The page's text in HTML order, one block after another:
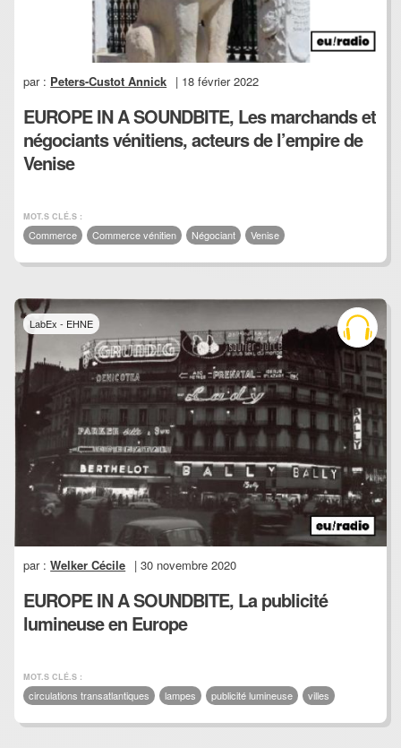
par : Peters-Custot Annick | 18 février 2022
EUROPE IN A SOUNDBITE, Les marchands et
négociants vénitiens, acteurs de l’empire de
Venise
MOT.S CLÉ.S :
Commerce Commerce vénitien Négociant Venise
LabEx - EHNE
par :Welker Cécile | 30 novembre 2020
EUROPE IN A SOUNDBITE, La publicité
lumineuse en Europe
MOT.S CLÉ.S :
circulations transatlantiques lampes publicité lumineuse villes